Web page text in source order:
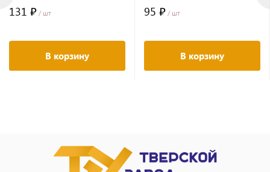
131 ₽ / шт
В корзину
95 ₽ / шт
В корзину